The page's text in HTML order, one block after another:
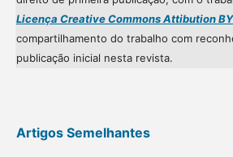
Licença Creative Commons Attibution BY
compartilhamento do trabalho com
publicação inicial nesta revista.
Artigos Semelhantes